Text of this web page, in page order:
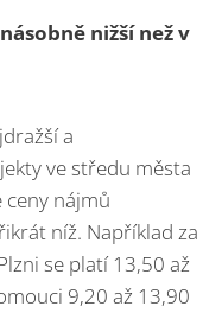
nižší než v
a
ve středu města
ceny nájmů
níž. Například za
se platí 13,50 až
9,20 až 13,90